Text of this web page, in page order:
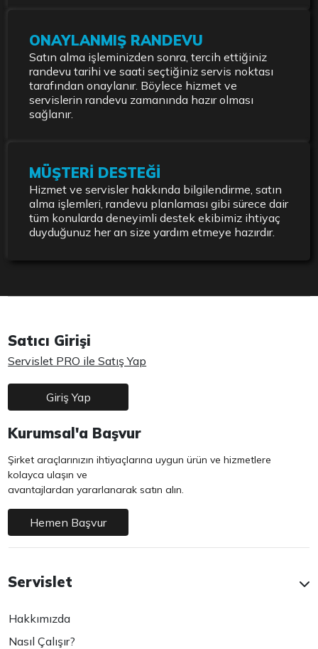
ONAYLANMIŞ RANDEVU
Satın alma işleminizden sonra, tercih ettiğiniz
randevu tarihi ve saati seçtiğiniz servis noktası
tarafından onaylanır. Böylece hizmet ve
servislerin randevu zamanında hazır olması
sağlanır.
MÜŞTERİ DESTEĞİ
Hizmet ve servisler hakkında bilgilendirme, satın
alma işlemleri, randevu planlaması gibi sürece dair
tüm konularda deneyimli destek ekibimiz ihtiyaç
duyduğunuz her an size yardım etmeye hazırdır.
Satıcı Girişi
Servislet PRO ile Satış Yap
Giriş Yap
Kurumsal'a Başvur
Şirket araçlarınızın ihtiyaçlarına uygun ürün ve hizmetlere
kolayca ulaşın ve
avantajlardan yararlanarak satın alın.
Hemen Başvur
Servislet
Hakkımızda
Nasıl Çalışır?